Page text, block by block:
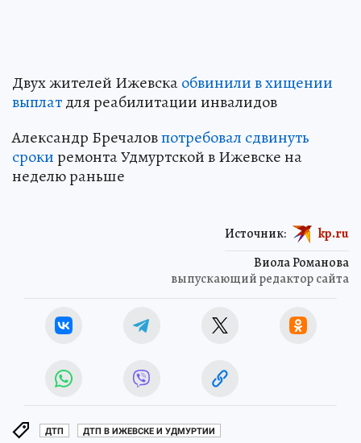
Двух жителей Ижевскаобвинили в хищении
выплатдля реабилитации инвалидов
Александр Бречаловпотребовал сдвинуть
срокиремонта Удмуртской в Ижевске на
неделю раньше
Виола Романова
выпускающий редактор сайта
Источник: kp.ru
ДТП ДТП В ИЖЕВСКЕ И УДМУРТИИ